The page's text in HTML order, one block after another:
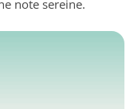
note sereine.